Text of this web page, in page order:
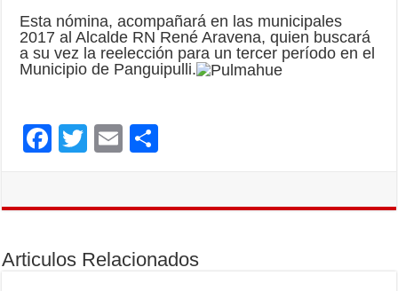
Esta nómina, acompañará en las municipales
2017 al Alcalde RN René Aravena, quien buscará
a su vez la reelección para un tercer período en el
Municipio de Panguipulli.
F
o
T
E
ar
Articulos Relacionados